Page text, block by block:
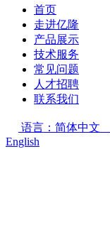
首页
走进亿隆
产品展示
技术服务
常见问题
人才招聘
联系我们
语言：简体中文
English